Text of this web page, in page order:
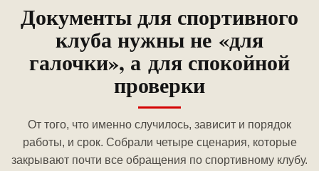
Документы для спортивного
клуба нужны не «для
галочки», а для спокойной
проверки
От того, что именно случилось, зависит и порядок
работы, и срок. Собрали четыре сценария, которые
закрывают почти все обращения по спортивному клубу.